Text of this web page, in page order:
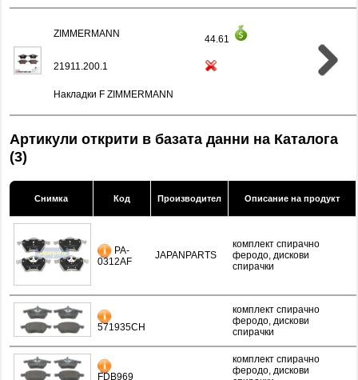
ZIMMERMANN 44.61
21911.200.1
Накладки F ZIMMERMANN
Артикули открити в базата данни на Каталога
(3)
Снимка Код Производител Описание на продукт
PA-
0312AF
JAPANPARTS
комплект спирачно
феродо, дискови
спирачки
571935CH
комплект спирачно
феродо, дискови
спирачки
FDB969
комплект спирачно
феродо, дискови